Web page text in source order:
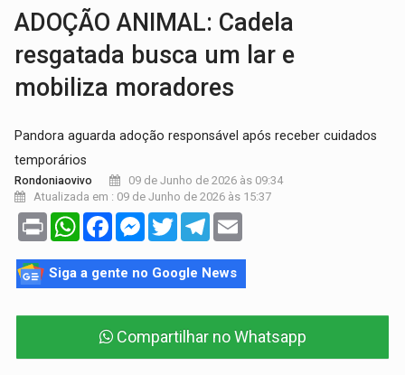
ADOÇÃO ANIMAL: Cadela
resgatada busca um lar e
mobiliza moradores
Pandora aguarda adoção responsável após receber cuidados
temporários
Rondoniaovivo
09 de Junho de 2026 às 09:34
Atualizada em : 09 de Junho de 2026 às 15:37
Print WhatsAppFacebookMessenger
TwitterTelegram
Siga a gente no Google News
Compartilhar no Whatsapp